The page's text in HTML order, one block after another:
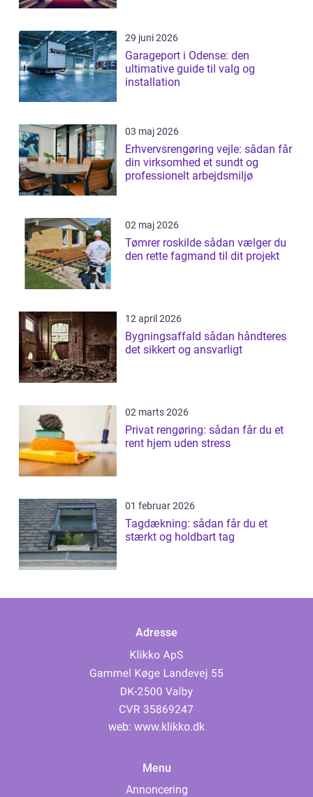
29 juni 2026
Garageport i Odense: den
ultimative guide til valg og
installation
03 maj 2026
Erhvervsrengøring vejle: sådan får
din virksomhed et sundt og
professionelt arbejdsmiljø
02 maj 2026
Tømrer roskilde sådan vælger du
den rette fagmand til dit projekt
12 april 2026
Bygningsaffald sådan håndteres
det sikkert og ansvarligt
02 marts 2026
Privat rengøring: sådan får du et
rent hjem uden stress
01 februar 2026
Tagdækning: sådan får du et
stærkt og holdbart tag
Adresse
web: www.klikko.dk
Menu
Annoncering